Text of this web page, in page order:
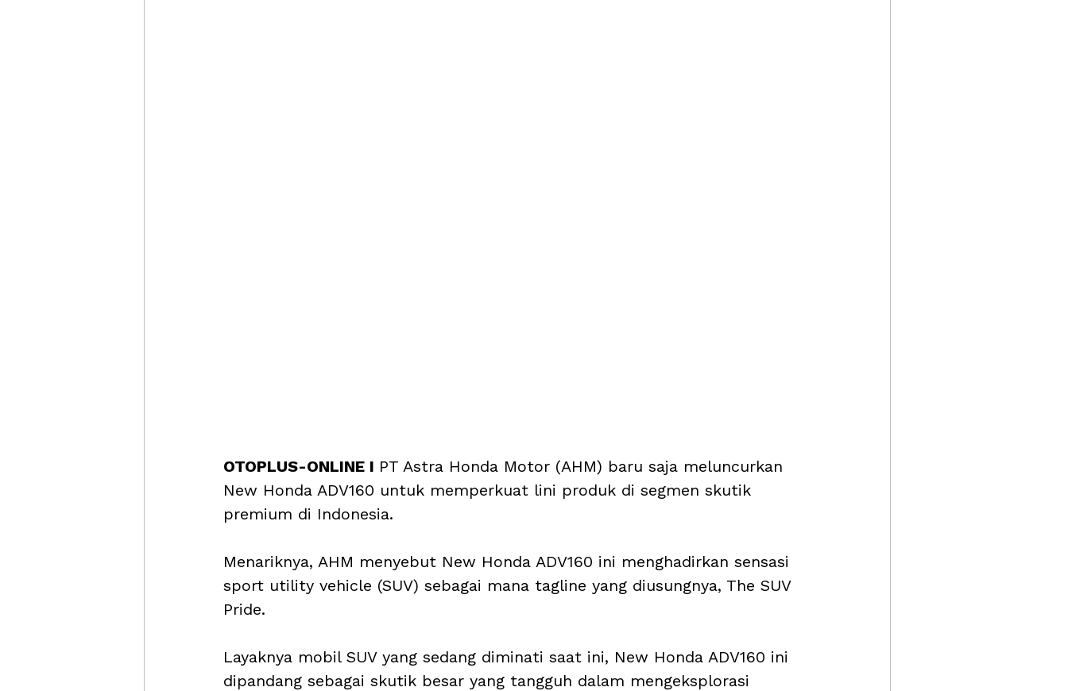
OTOPLUS-ONLINE I PT Astra Honda Motor (AHM) baru saja meluncurkan
New Honda ADV160 untuk memperkuat lini produk di segmen skutik
premium di Indonesia.
Menariknya, AHM menyebut New Honda ADV160 ini menghadirkan sensasi
sport utility vehicle (SUV) sebagai mana tagline yang diusungnya, The SUV
Pride.
Layaknya mobil SUV yang sedang diminati saat ini, New Honda ADV160 ini
dipandang sebagai skutik besar yang tangguh dalam mengeksplorasi